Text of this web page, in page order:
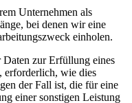
Unternehmen als
bei denen wir eine
einholen.
Daten zur Erfüllung eines
erforderlich, wie dies
der Fall ist, die für eine
einer sonstigen Leistung